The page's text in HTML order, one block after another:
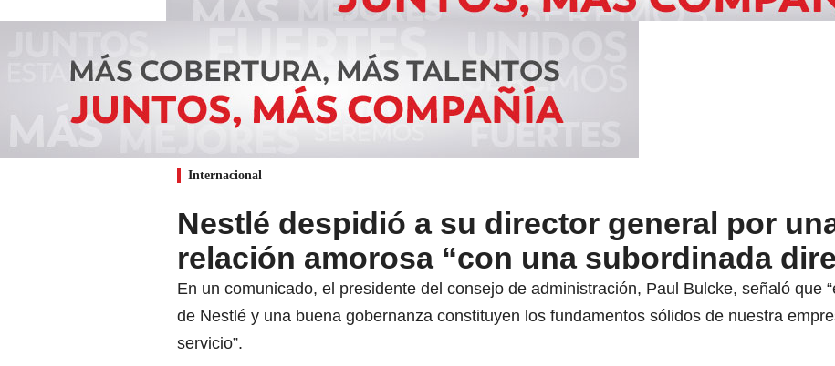
Internacional
Nestlé despidió a su director general por
relación amorosa “con una subordinada
En un comunicado, el presidente del consejo de administración, Paul Bulcke, señaló que
de Nestlé y una buena gobernanza constituyen los fundamentos sólidos de nuestra
servicio”.